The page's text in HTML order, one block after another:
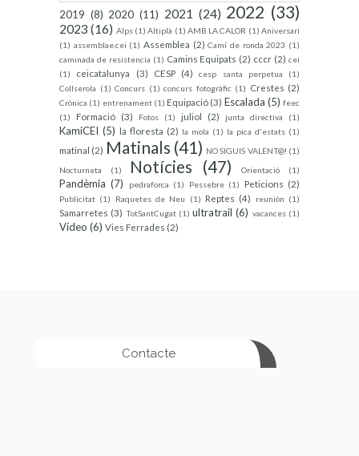
2019 (8) 2020 (11) 2021 (24) 2022 (33)
2023 (16) Alps (1) Altiplà (1) AMB LA CALOR (1) Aniversari
(1) assemblae.cei (1) Assemblea (2) Camí de ronda 2023 (1)
caminada de resistencia (1) Camins Equipats (2) cccr (2) cei
(1)
ceicatalunya (3) CESP (4) cesp santa perpetua
(1)
Collserola (1) Concurs (1) concurs fotogràfic (1) Crestes (2)
Crònica (1) entrenament (1) Equipació (3) Escalada (5) feec
(1)
Formació (3) Fotos (1) juliol (2) junta directiva (1)
KamiCEI (5) la floresta (2) la mola (1) la pica d'estats (1)
matinal (2) Matinals (41) NO SIGUIS VALENT@! (1)
Nocturneta
(1) Notícies (47) Orientació (1)
Pandèmia (7) pedraforca (1) Pessebre (1) Peticions (2)
Publicitat (1) Raquetes de Neu (1) Reptes (4) reunión (1)
Samarretes (3) TotSantCugat (1) ultratrail (6) vacances (1)
Vídeo (6) Vies Ferrades (2)
Contacte